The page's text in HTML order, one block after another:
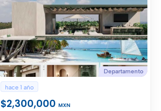
Departamento
hace 1 año
$2,300,000MXN